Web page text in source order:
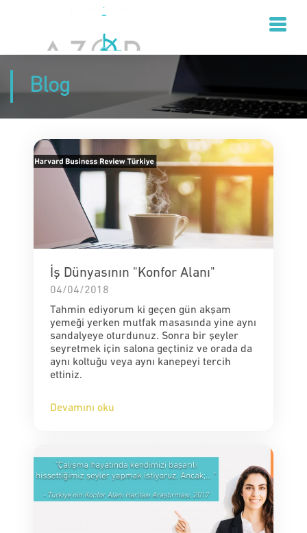
Blog
İş Dünyasının "Konfor Alanı"
04/04/2018
Tahmin ediyorum ki geçen gün akşam
yemeği yerken mutfak masasında yine aynı
sandalyeye oturdunuz. Sonra bir şeyler
seyretmek için salona geçtiniz ve orada da
aynı koltuğu veya aynı kanepeyi tercih
ettiniz.
Devamını oku